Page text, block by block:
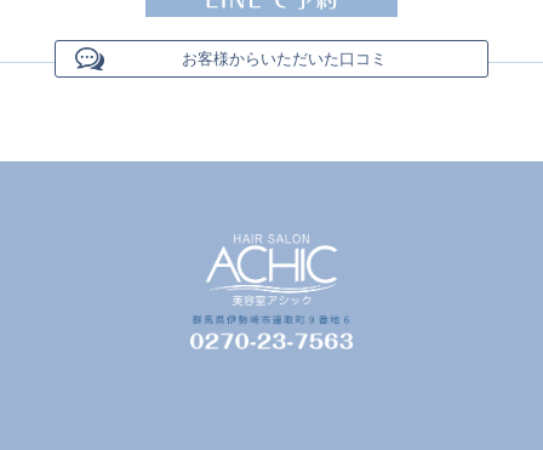
お客様からいただいた口コミ